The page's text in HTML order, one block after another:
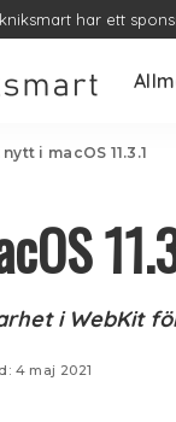
har ett
i macOS 11.3.1
i WebKit
4 maj 2021